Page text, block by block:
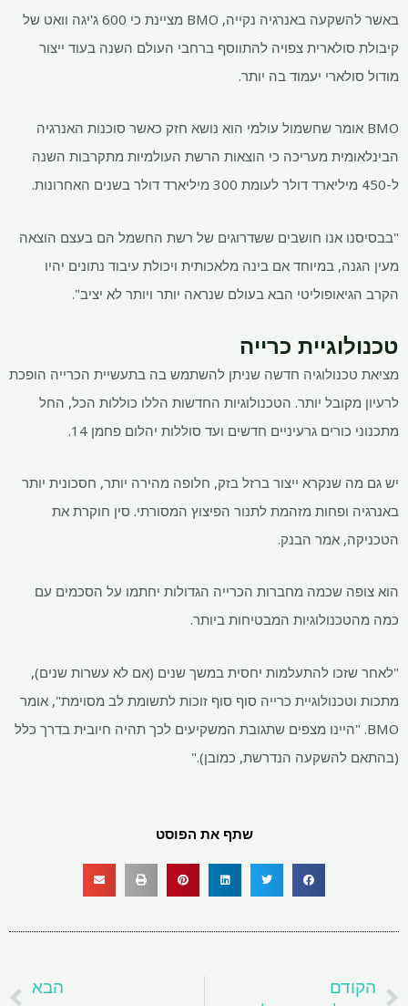
באשר להשקעה באנרגיה נקייה, BMO מציינת כי 600 ג'יגה וואט של
קיבולת סולארית צפויה להתווסף ברחבי העולם השנה בעוד ייצור
מודול סולארי יעמוד בה יותר.
BMO אומר שחשמול עולמי הוא נושא חזק כאשר סוכנות האנרגיה
הבינלאומית מעריכה כי הוצאות הרשת העולמיות מתקרבות השנה
ל-450 מיליארד דולר לעומת 300 מיליארד דולר בשנים האחרונות.
"בבסיסנו אנו חושבים ששדרוגים של רשת החשמל הם בעצם הוצאה
מעין הגנה, במיוחד אם בינה מלאכותית ויכולת עיבוד נתונים יהיו
הקרב הגיאופוליטי הבא בעולם שנראה יותר ויותר לא יציב".
טכנולוגיית כרייה
מציאת טכנולוגיה חדשה שניתן להשתמש בה בתעשיית הכרייה הופכת
לרעיון מקובל יותר. הטכנולוגיות החדשות הללו כוללות הכל, החל
מתכנוני כורים גרעיניים חדשים ועד סוללות יהלום פחמן 14.
יש גם מה שנקרא ייצור ברזל בזק, חלופה מהירה יותר, חסכונית יותר
באנרגיה ופחות מזהמת לתנור הפיצוץ המסורתי. סין חוקרת את
הטכניקה, אמר הבנק.
הוא צופה שכמה מחברות הכרייה הגדולות יחתמו על הסכמים עם
כמה מהטכנולוגיות המבטיחות ביותר.
"לאחר שזכו להתעלמות יחסית במשך שנים (אם לא עשרות שנים),
מתכות וטכנולוגיית כרייה סוף סוף זוכות לתשומת לב מסוימת", אומר
BMO. "היינו מצפים שתגובת המשקיעים לכך תהיה חיובית בדרך כלל
(בהתאם להשקעה הנדרשת, כמובן)."
שתף את הפוסט
קודם
הקודם הבא